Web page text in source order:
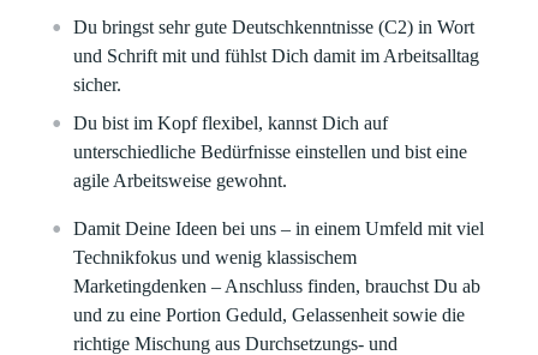
Du bringst sehr gute Deutschkenntnisse (C2) in Wort
und Schrift mit und fühlst Dich damit im Arbeitsalltag
sicher.
Du bist im Kopf flexibel, kannst Dich auf
unterschiedliche Bedürfnisse einstellen und bist eine
agile Arbeitsweise gewohnt.
Damit Deine Ideen bei uns – in einem Umfeld mit viel
Technikfokus und wenig klassischem
Marketingdenken – Anschluss finden, brauchst Du ab
und zu eine Portion Geduld, Gelassenheit sowie die
richtige Mischung aus Durchsetzungs- und